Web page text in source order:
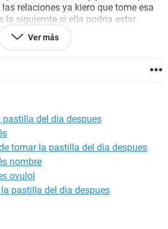
relaciones ya kiero que tome esa
la siguiemte si ella podria estar
al bebe-desde-el-nacimiento-
o en el trascurso del embarazo
y ella ayudenme que hago
Ver más
del dia despues
tomar la pastilla del dia despues
nombre
ovulol
pastilla del dia despues